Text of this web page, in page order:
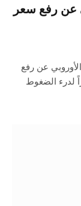
عن رفع سعر
عن رفع
مبرراً لدرء الضغوط